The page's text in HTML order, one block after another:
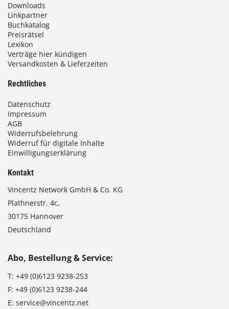
€
Downloads
Linkpartner
Buchkatalog
Preisrätsel
Lexikon
Verträge hier kündigen
Versandkosten & Lieferzeiten
Rechtliches
Datenschutz
Impressum
AGB
Widerrufsbelehrung
Widerruf für digitale Inhalte
Einwilligungserklärung
Kontakt
Vincentz Network GmbH & Co. KG
Plathnerstr. 4c,
30175 Hannover
Deutschland
Abo, Bestellung & Service:
T: +49 (0)6123 9238-253
F: +49 (0)6123 9238-244
E: service@vincentz.net